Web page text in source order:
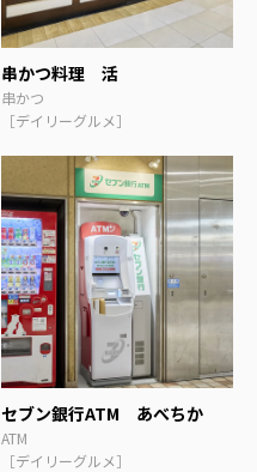
串かつ料理 活
串かつ
［デイリーグルメ］
セブン銀行ATM あべちか
ATM
［デイリーグルメ］